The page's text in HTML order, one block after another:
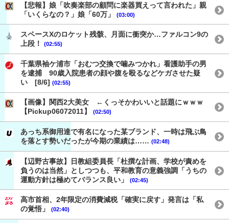
【悲報】娘「吹奏楽部の顧問に楽器買えって言われた」親
「いくらなの？」娘「60万」
(03:00)
スペースXのロケット残骸、月面に衝突か…ファルコン9の
上段！
(02:55)
千葉県袖ケ浦市「おむつ交換で噛みつかれ」看護助手の男
を逮捕 90歳入院患者の顔や腹を殴るなどケガさせた疑
い [8/6] (02:55)
【画像】関西2大美女 ←くっそかわいいと話題にｗｗｗ
【Pickup06072011】
(02:50)
あっち系御用達で有名になった某ブランド、一時は飛ぶ鳥
を落とす勢いだったが今期の業績は…… (02:48)
【辺野古事故】日教組委員長「杜撰な計画、学校が責めを
負うのは当然」としつつも、平和教育の意義強調「うちの
運動方針は極めてバランス良い」
(02:45)
高市首相、2年限定の消費減税「確実に戻す」発言は「私
の覚悟」
(02:40)